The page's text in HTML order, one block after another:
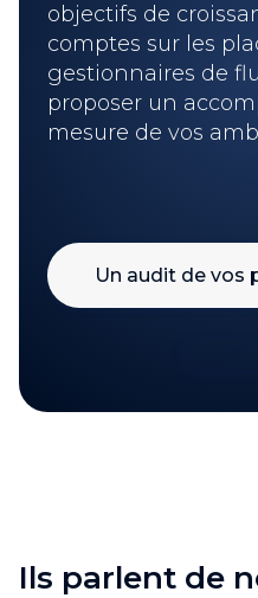
objectifs de
comptes sur les
gestionnaires de
proposer un
mesure de vos
Un audit de vos
Ils parlent de